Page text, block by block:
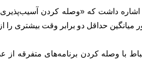
اشاره داشت که «وصله کردن
حداقل دو برابر وقت بیشتری را
با وصله کردن برنامه‌های متفرقه